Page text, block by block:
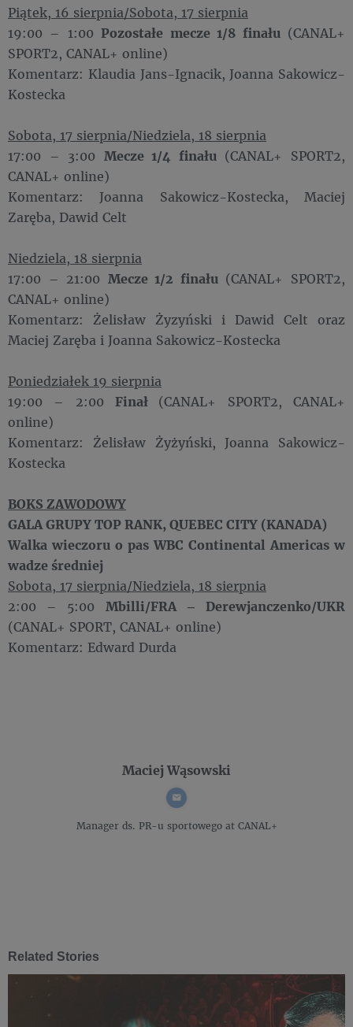
Piątek, 16 sierpnia/Sobota, 17 sierpnia
19:00 – 1:00Pozostałe mecze 1/8 finału (CANAL+
SPORT2, CANAL+ online)
Komentarz: Klaudia Jans-Ignacik, Joanna Sakowicz-
Kostecka
Sobota, 17 sierpnia/Niedziela, 18 sierpnia
17:00 – 3:00 Mecze 1/4 finału (CANAL+ SPORT2,
CANAL+ online)
Komentarz: Joanna Sakowicz-Kostecka, Maciej
Zaręba, Dawid Celt
Niedziela, 18 sierpnia
17:00 – 21:00 Mecze 1/2 finału (CANAL+ SPORT2,
CANAL+ online)
Komentarz: Żelisław Żyzyński i Dawid Celt oraz
Maciej Zaręba i Joanna Sakowicz-Kostecka
Poniedziałek 19 sierpnia
19:00 – 2:00 Finał (CANAL+ SPORT2, CANAL+
online)
Komentarz: Żelisław Żyżyński, Joanna Sakowicz-
Kostecka
BOKS ZAWODOWY
GALA GRUPY TOP RANK, QUEBEC CITY (KANADA)
Walka wieczoru o pas WBC Continental Americas w
wadze średniej
Sobota, 17 sierpnia/Niedziela, 18 sierpnia
2:00 – 5:00 Mbilli/FRA – Derewjanczenko/UKR
(CANAL+ SPORT, CANAL+ online)
Komentarz: Edward Durda
Maciej Wąsowski
Manager ds. PR-u sportowegoat CANAL+
Related Stories